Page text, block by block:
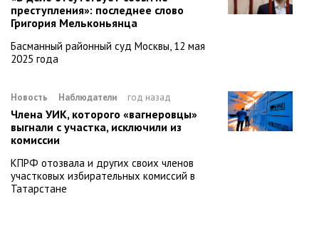
преступления»: последнее слово
Григория Мельконьянца
Басманный районный суд Москвы, 12 мая
2025 года
Новость Наблюдатели год назад
Члена УИК, которого «вагнеровцы»
выгнали с участка, исключили из
комиссии
КПРФ отозвала и других своих членов
участковых избирательных комиссий в
Татарстане